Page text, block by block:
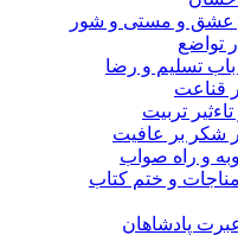
عشق و مستی و شور
تواضع
باب تسلیم و رضا
قناعت
تربیت
شکر بر عافیت
و راه صواب
و ختم کتاب
پادشاهان